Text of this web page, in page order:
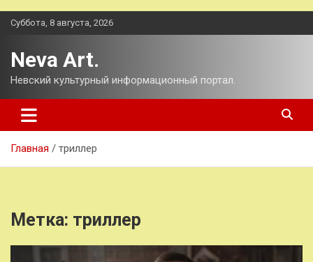
Перейти
Суббота, 8 августа, 2026
Neva Art.
Невский культурный информационный портал.
Главная триллер
Метка: триллер